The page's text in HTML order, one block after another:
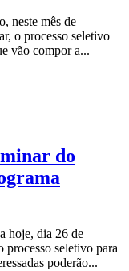
neste mês de
o processo seletivo
vão compor a...
do
hoje, dia 26 de
seletivo para
poderão...